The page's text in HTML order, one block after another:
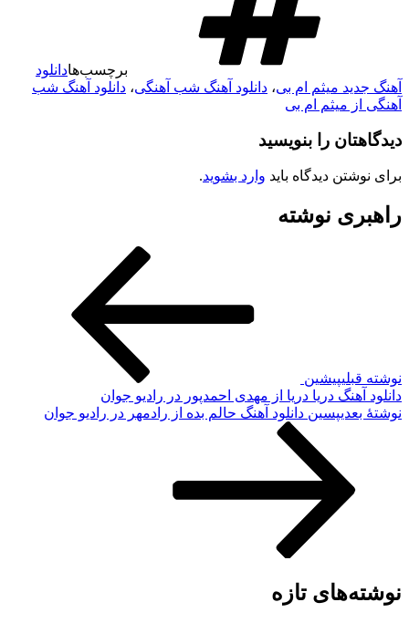
برچسب‌هادانلود
آهنگ جدید میثم ام بی، دانلود آهنگ شب آهنگی، دانلود آهنگ شب
آهنگی از میثم ام بی
دیدگاهتان را بنویسید
برای نوشتن دیدگاه باید وارد بشوید.
راهبری نوشته
نوشته قبلیپیشین
دانلود آهنگ دریا دریا از مهدی احمدپور در رادیو جوان
نوشته‌ٔ بعدیپسین دانلود آهنگ حالم بده از رادمهر در رادیو جوان
نوشته‌های تازه